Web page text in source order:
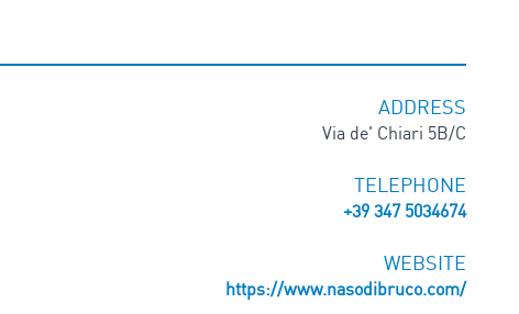
ADDRESS
Via de' Chiari 5B/C
TELEPHONE
+39 347 5034674
WEBSITE
https://www.nasodibruco.com/